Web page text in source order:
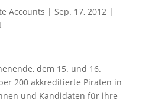
Accounts | Sep. 17, 2012|
dem 15. und 16.
200 akkreditierte Piraten in
und Kandidaten für ihre